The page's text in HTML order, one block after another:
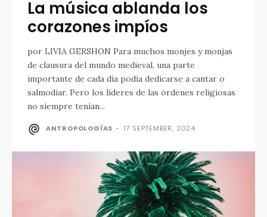
La música ablanda los
corazones impíos
por LIVIA GERSHON Para muchos monjes y monjas
de clausura del mundo medieval, una parte
importante de cada día podía dedicarse a cantar o
salmodiar. Pero los líderes de las órdenes religiosas
no siempre tenían...
ANTROPOLOGÍAS - 17 SEPTEMBER, 2024